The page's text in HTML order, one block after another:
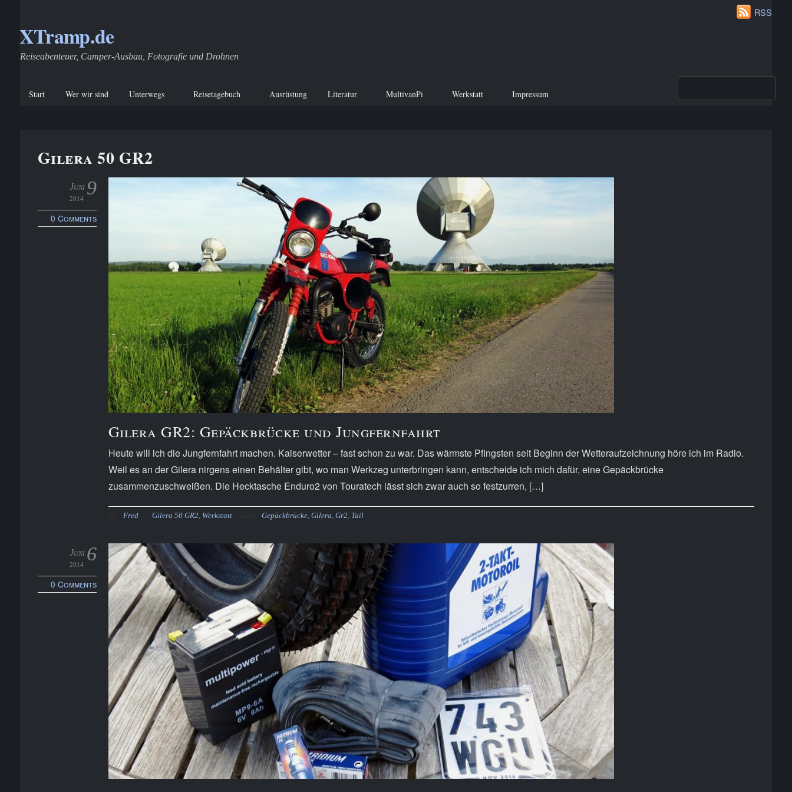
XTramp.de
Reiseabenteuer, Camper-Ausbau, Fotografie und Drohnen
Start Wer wir sind Unterwegs Reisetagebuch Ausrüstung Literatur MultivanPi Werkstatt Impressum
RSS
Gilera 50 GR2
9
Juni
2014
0 Comments
Gilera GR2: Gepäckbrücke und Jungfernfahrt
Heute will ich die Jungfernfahrt machen. Kaiserwetter – fast schon zu war. Das wärmste Pfingsten seit Beginn der Wetteraufzeichnung höre ich im Radio.
Weil es an der Gilera nirgens einen Behälter gibt, wo man Werkzeg unterbringen kann, entscheide ich mich dafür, eine Gepäckbrücke
zusammenzuschweißen. Die Hecktasche Enduro2 von Touratech lässt sich zwar auch so festzurren, […]
Fred Gilera 50 GR2, Werkstatt Gepäckbrücke, Gilera, Gr2, Tail
6
Juni
2014
0 Comments